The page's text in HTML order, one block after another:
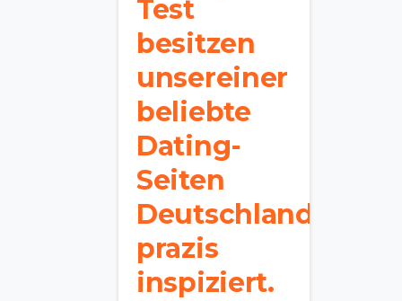
Test
besitzen
unsereiner
beliebte
Dating-
Seiten
Deutschlands
prazis
inspiziert.